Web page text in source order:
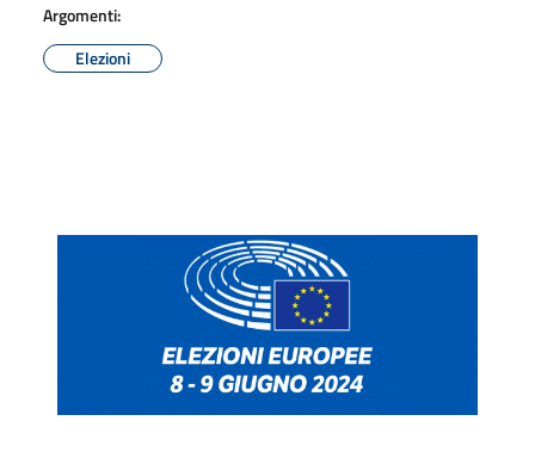
Argomenti:
Elezioni